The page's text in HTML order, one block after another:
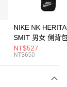
NIKE NK
SMIT 男女 側背
BA5871010
NT$527
NT$650